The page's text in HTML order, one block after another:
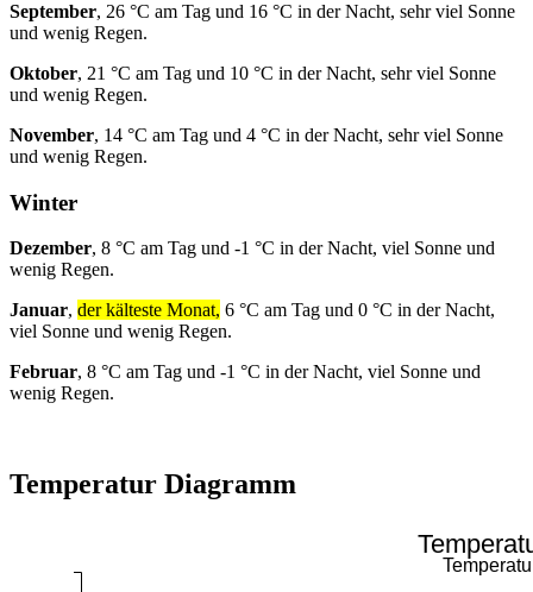
September, 26 °C am Tag und 16 °C in der Nacht, sehr viel Sonne
und wenig Regen.
Oktober, 21 °C am Tag und 10 °C in der Nacht, sehr viel Sonne
und wenig Regen.
November, 14 °C am Tag und 4 °C in der Nacht, sehr viel Sonne
und wenig Regen.
Winter
Dezember, 8 °C am Tag und -1 °C in der Nacht, viel Sonne und
wenig Regen.
Januar, der kälteste Monat, 6 °C am Tag und 0 °C in der Nacht,
viel Sonne und wenig Regen.
Februar, 8 °C am Tag und -1 °C in der Nacht, viel Sonne und
wenig Regen.
Temperatur Diagramm